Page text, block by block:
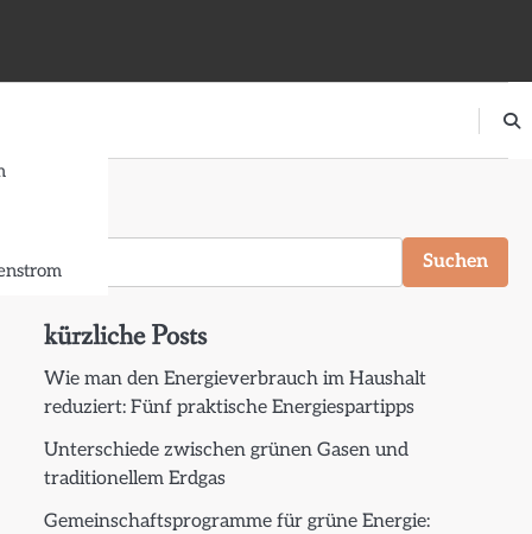
Suchen
kürzliche Posts
Wie man den Energieverbrauch im Haushalt
reduziert: Fünf praktische Energiespartipps
Unterschiede zwischen grünen Gasen und
traditionellem Erdgas
Gemeinschaftsprogramme für grüne Energie: